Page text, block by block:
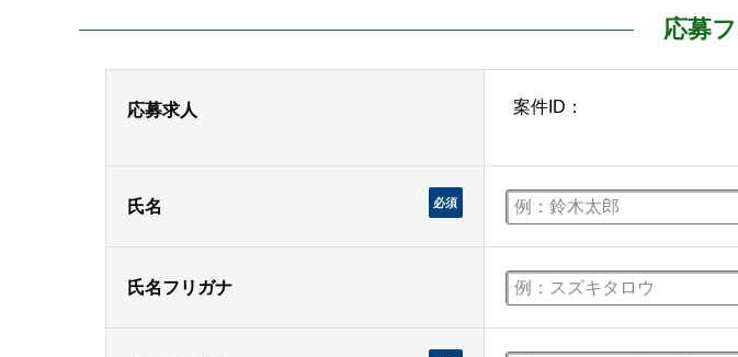
応募
応募求人
氏名 必須
氏名フリガナ